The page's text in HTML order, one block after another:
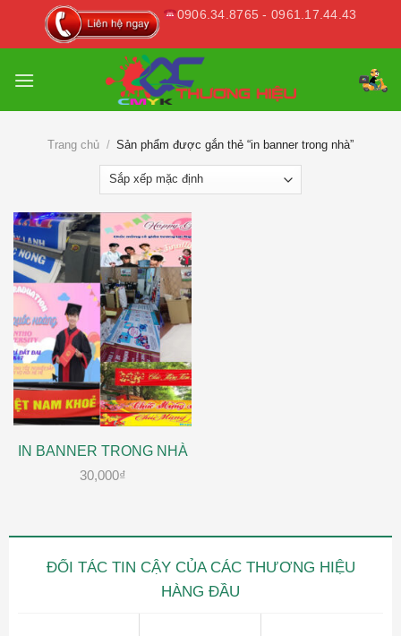
0906.34.8765 - 0961.17.44.43
Trang chủ / Sản phẩm được gắn thẻ “in banner trong nhà”
IN BANNER TRONG NHÀ
30,000₫
ĐỐI TÁC TIN CẬY CỦA CÁC THƯƠNG HIỆU
HÀNG ĐẦU